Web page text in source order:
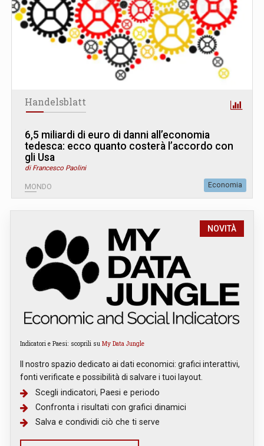
Handelsblatt
6,5 miliardi di euro di danni all’economia
tedesca: ecco quanto costerà l’accordo con
gli Usa
di Francesco Paolini
MONDO Economia
NOVITÀ
Indicatori e Paesi: scoprili su My Data Jungle
Il nostro spazio dedicato ai dati economici: grafici interattivi,
fonti verificate e possibilità di salvare i tuoi layout.
Scegli indicatori, Paesi e periodo
Confronta i risultati con grafici dinamici
Salva e condividi ciò che ti serve